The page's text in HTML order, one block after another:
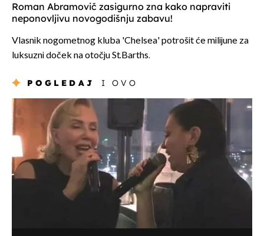
Roman Abramovič zasigurno zna kako napraviti
neponovljivu novogodišnju zabavu!
Vlasnik nogometnog kluba 'Chelsea' potrošit će milijune za
luksuzni doček na otočju St.Barths.
POGLEDAJ I OVO